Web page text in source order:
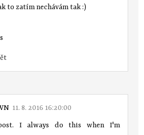
to zatím nechávám tak :)
11. 8. 2016 16:20:00
I always do this when I'm